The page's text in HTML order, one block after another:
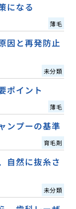
になる
薄毛
因と再発防止
未分類
ポイント
薄毛
ンプーの基準
育毛剤
自然に抜糸さ
未分類